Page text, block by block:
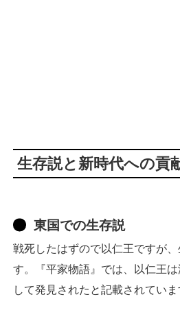
生存説と新時代への貢
東国での生存説
戦死したはずので以仁王ですが
す。『平家物語』では、以仁王
して発見されたと記載されていま